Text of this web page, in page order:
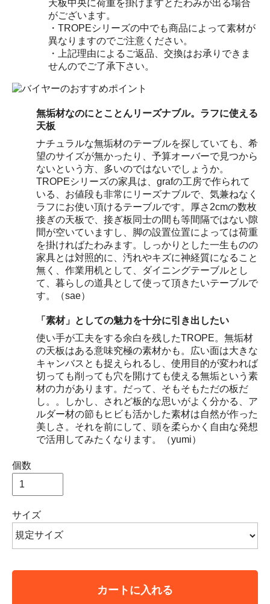
天板中央に荷重を掛けますとたわみが出る場合
がございます。
・TROPEシリーズの中でも商品によって素材が
異なりますのでご注意ください。
・上記理由によるご返品、交換はお承りできま
せんのでご了承下さい。
無垢材なのにとことんリーズナブル。ラフに使える
天板
ナチュラルな無垢材のテーブルを探していても、希
望のサイズが無かったり、予算オーバーで見つから
ないという方、多いのではないでしょうか。
TROPEシリーズの家具は、grafの工房で作られて
いる、お値段も非常にリーズナブルで、気兼ねなく
ラフにお使い頂けるテーブルです。厚さ2cmの数枚
接ぎの天板で、接ぎ板同士の間も等間隔ではない隙
間が空いていますし、脚の設置位置によっては荷重
を掛ければたわみます。しっかりとした一生ものの
家具とは対照的に、汚れやキズに神経質になること
無く、作業用机として、ダイニングテーブルとし
て、暮らしの道具として使って頂きたいテーブルで
す。（sae）
「素材」としての魅力を十分に引き出したい
使い手が工夫をする余白を残したTROPE。無垢材
の天板はある意味究極の素材かも。広い面は大きな
キャンバスとも捉えられるし、使用目的が変われば
切っても削っても穴を開けても使える無垢という素
材の力があります。だって、そもそもただの板だ
し。。しかし、されど板的な思いがよく分かる、ア
ルダー材の節もヒビも活かした素材は自然が作った
美しさ。それを前にして、頭を柔らかく自由な発想
で活用してみたくなります。（yumi）
個数
サイズ
カートに入れる